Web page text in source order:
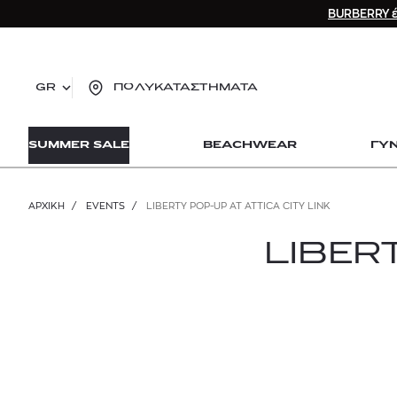
GR ΠΟΛΥΚΑΤΑΣΤΗΜΑΤΑ
SUMMER SALE BEACHWEAR
ΑΡΧΙΚΉ / EVENTS / LIBERTY POP-UP AT ATTICA CITY LINK